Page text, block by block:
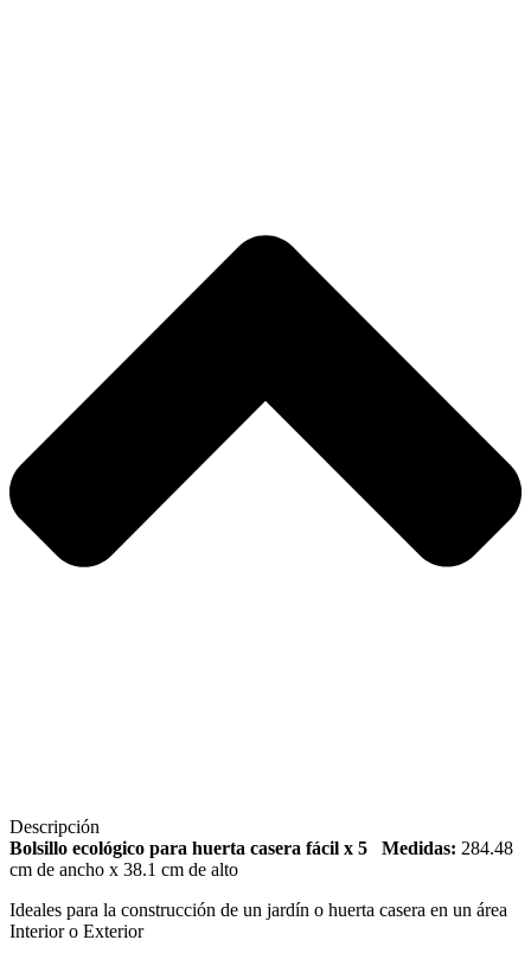
Descripción
Bolsillo ecológico para huerta casera fácil x 5
Medidas: 284.48
cm de ancho x 38.1 cm de alto
Ideales para la construcción de un jardín o huerta casera en un área
Interior o Exterior